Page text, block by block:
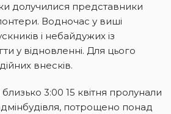
долучилися представники
Водночас у виші
і небайдужих із
у відновленні. Для цього
внесків.
3:00 15 квітня пролунали
потрощено понад